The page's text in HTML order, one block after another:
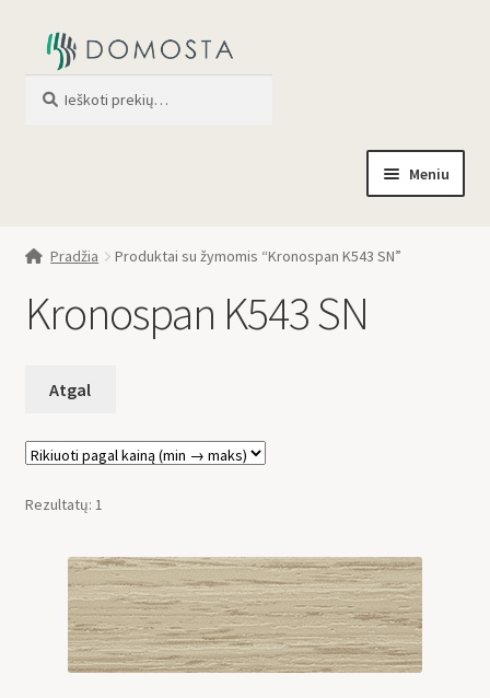
Meniu
Profilis
Pradžia Produktai su žymomis “Kronospan K543 SN”
Kronospan K543 SN
Rezultatų: 1